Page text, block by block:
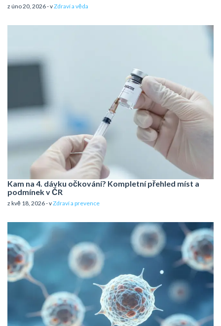
z úno 20, 2026 - vZdraví a věda
Kam na 4. dávku očkování? Kompletní přehled míst a
podmínek v ČR
z kvě 18, 2026 - vZdraví a prevence